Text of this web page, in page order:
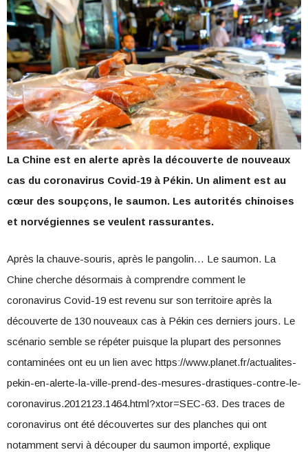
La Chine est en alerte après la découverte de nouveaux
cas du coronavirus Covid-19 à Pékin. Un aliment est au
cœur des soupçons, le saumon. Les autorités chinoises
et norvégiennes se veulent rassurantes.
Après la chauve-souris, après le pangolin… Le saumon. La
Chine cherche désormais à comprendre comment le
coronavirus Covid-19 est revenu sur son territoire après la
découverte de 130 nouveaux cas à Pékin ces derniers jours. Le
scénario semble se répéter puisque la plupart des personnes
contaminées ont eu un lien avec https://www.planet.fr/actualites-
pekin-en-alerte-la-ville-prend-des-mesures-drastiques-contre-le-
coronavirus.2012123.1464.html?xtor=SEC-63. Des traces de
coronavirus ont été découvertes sur des planches qui ont
notamment servi à découper du saumon importé, explique